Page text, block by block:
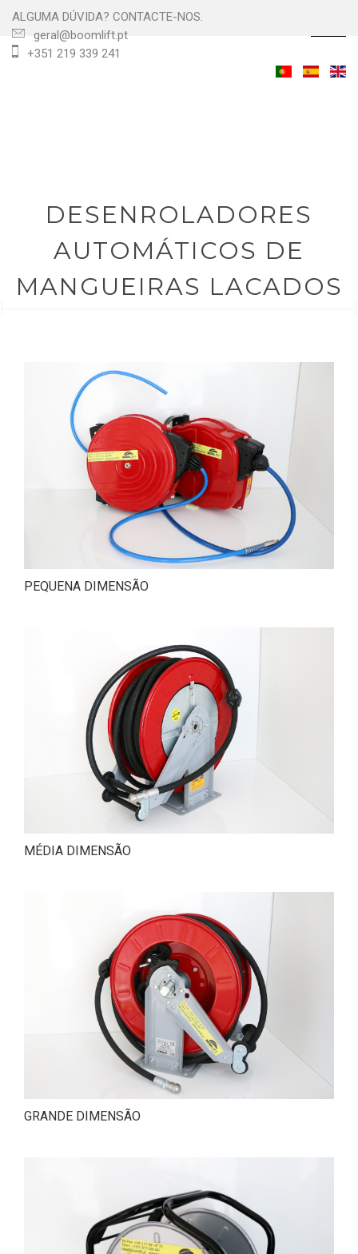
ALGUMA DÚVIDA? CONTACTE-NOS.
geral@boomlift.pt
+351 219 339 241
DESENROLADORES
AUTOMÁTICOS DE
MANGUEIRAS LACADOS
PEQUENA DIMENSÃO
MÉDIA DIMENSÃO
GRANDE DIMENSÃO